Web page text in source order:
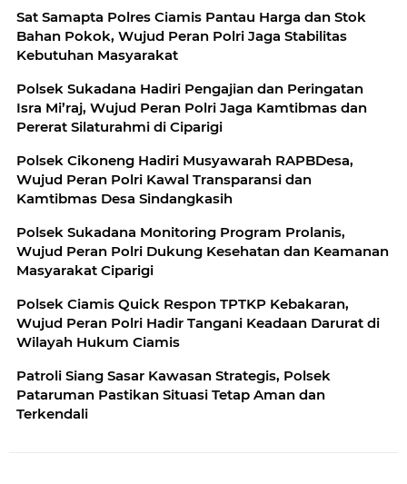
Sat Samapta Polres Ciamis Pantau Harga dan Stok
Bahan Pokok, Wujud Peran Polri Jaga Stabilitas
Kebutuhan Masyarakat
Polsek Sukadana Hadiri Pengajian dan Peringatan
Isra Mi’raj, Wujud Peran Polri Jaga Kamtibmas dan
Pererat Silaturahmi di Ciparigi
Polsek Cikoneng Hadiri Musyawarah RAPBDesa,
Wujud Peran Polri Kawal Transparansi dan
Kamtibmas Desa Sindangkasih
Polsek Sukadana Monitoring Program Prolanis,
Wujud Peran Polri Dukung Kesehatan dan Keamanan
Masyarakat Ciparigi
Polsek Ciamis Quick Respon TPTKP Kebakaran,
Wujud Peran Polri Hadir Tangani Keadaan Darurat di
Wilayah Hukum Ciamis
Patroli Siang Sasar Kawasan Strategis, Polsek
Pataruman Pastikan Situasi Tetap Aman dan
Terkendali